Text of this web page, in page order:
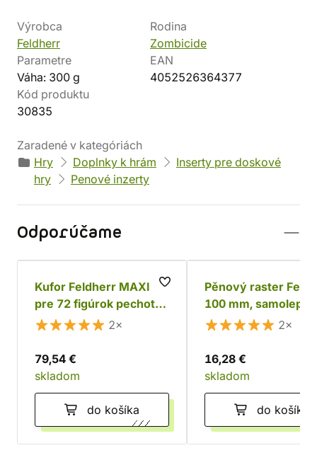
Výrobca
Feldherr
Rodina
Zombicide
Parametre
Váha: 300 g
EAN
4052526364377
Kód produktu
30835
Zaradené v kategóriách
Hry
Doplnky k hrám
Inserty pre doskové
hry
Penové inzerty
Odporúčame
Kufor Feldherr MAXI
pre 72 figúrok pechoty
+ tanky a monštrá
2×
79,54 €
skladom
do košíka
Pěnový raster
100 mm, samolepící
2×
16,28 €
skladom
do košíka